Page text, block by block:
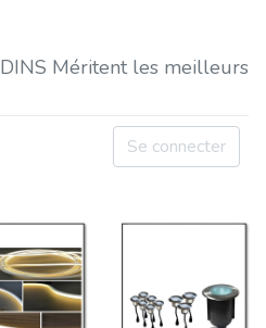
Méritent les meilleurs
Se connecter